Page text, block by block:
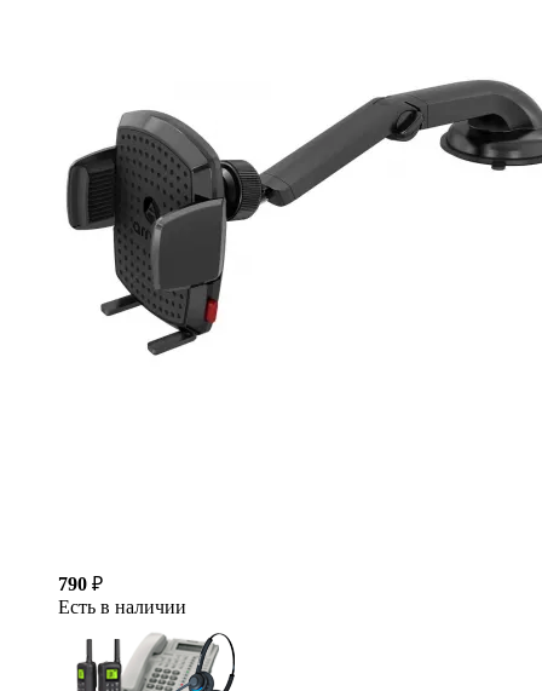
790 ₽
Есть в наличии